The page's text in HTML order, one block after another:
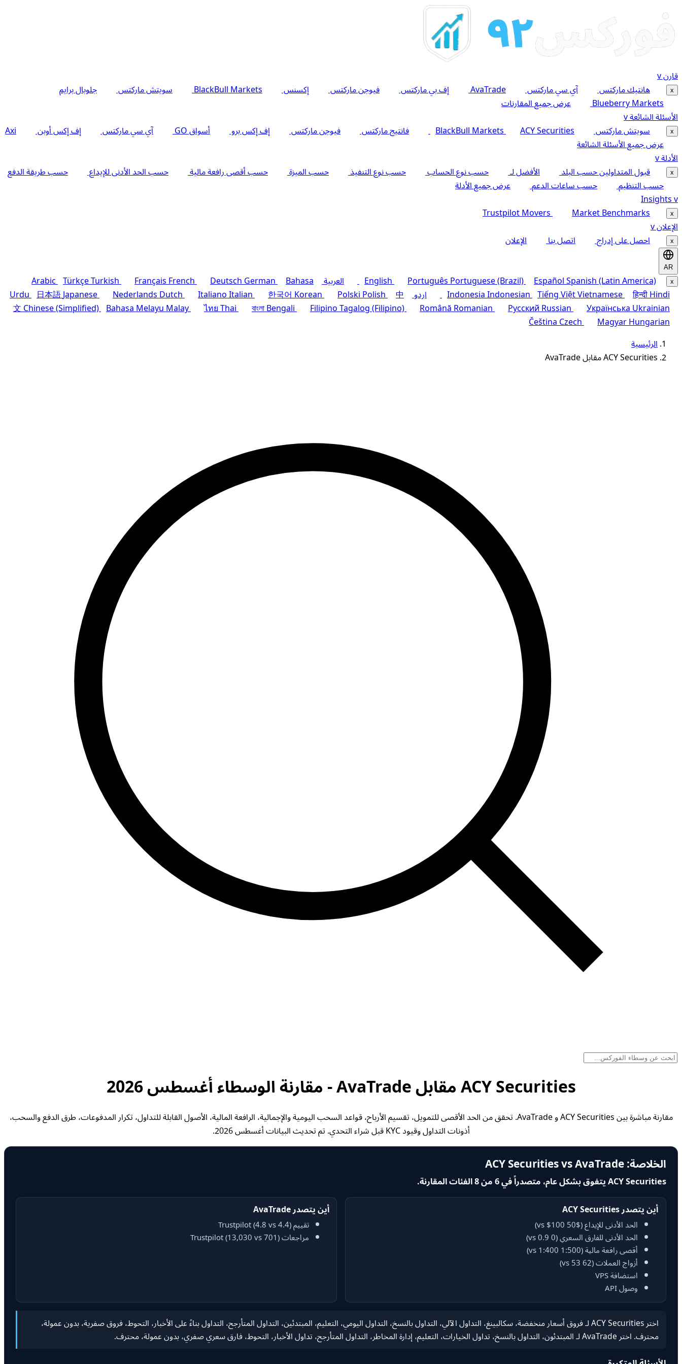
قارنv
x هانتيك ماركتس آي سي ماركتس AvaTrade إف بي ماركتس فيوجن ماركتس إكسنس BlackBull Markets سويتش ماركتس جلوبال برايم
Blueberry Markets عرض جميع المقارنات
الأسئلة الشائعةv
x سويتش ماركتس BlackBull Markets ACY Securities فانتيج ماركتس فيوجن ماركتس إف إكس برو أسواق GO آي سي ماركتس إف إكس أوبن Axi
عرض جميع الأسئلة الشائعة
الأدلةv
x قبول المتداولين حسب البلد الأفضل لـ حسب نوع الحساب حسب نوع التنفيذ حسب الميزة حسب أقصى رافعة مالية حسب الحد الأدنى للإيداع حسب طريقة الدفع
حسب التنظيم حسب ساعات الدعم عرض جميع الأدلة
Insightsv
x
Trustpilot Movers Market Benchmarks
الإعلانv
x احصل على إدراج اتصل بنا الإعلان
AR
x
English PortuguêsPortuguese (Brazil) EspañolSpanish (Latin America) العربية Arabic TürkçeTurkish FrançaisFrench DeutschGerman Bahasa
IndonesiaIndonesian Tiếng ViệtVietnamese हिन्दीHindi اردو Urdu 日本語Japanese NederlandsDutch ItalianoItalian 한국어Korean PolskiPolish 中
文Chinese (Simplified) Bahasa MelayuMalay ไทยThai বাংলাBengali FilipinoTagalog (Filipino) RomânăRomanian РусскийRussian УкраїнськаUkrainian
ČeštinaCzech MagyarHungarian
الرئيسية
ACY Securities مقابل AvaTrade
ACY Securities مقابل AvaTrade - مقارنة الوسطاء أغسطس 2026
مقارنة مباشرة بين ACY Securities و AvaTrade. تحقق من الحد الأقصى للتمويل، تقسيم الأرباح، قواعد السحب اليومية والإجمالية، الرافعة المالية، الأصول القابلة للتداول، تكرار المدفوعات، طرق الدفع والسحب،
أذونات التداول وقيود KYC قبل شراء التحدي. تم تحديث البيانات أغسطس 2026.
الخلاصة: ACY Securities vs AvaTrade
ACY Securities يتفوق بشكل عام، متصدراً في 6 من 8 الفئات المقارنة.
أين يتصدر ACY Securities
الحد الأدنى للإيداع ($50 vs $100)
الحد الأدنى للفارق السعري (0 vs 0.9)
أقصى رافعة مالية (1:500 vs 1:400)
أزواج العملات (62 vs 53)
استضافة VPS
وصول API
أين يتصدر AvaTrade
تقييم Trustpilot (4.8 vs 4.4)
مراجعات Trustpilot (13,030 vs 701)
اختر ACY Securities لـ فروق أسعار منخفضة، سكالبينغ، التداول الآلي، التداول بالنسخ، التداول اليومي، التعليم، المبتدئين، التداول المتأرجح، التداول بناءً على الأخبار، التحوط، فروق صفرية، بدون عمولة،
محترف. اختر AvaTrade لـ المبتدئون، التداول بالنسخ، تداول الخيارات، التعليم، إدارة المخاطر، التداول المتأرجح، تداول الأخبار، التحوط، فارق سعري صفري، بدون عمولة، محترف.